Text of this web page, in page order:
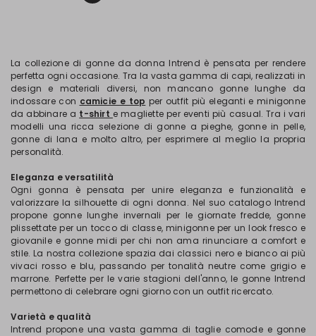
La collezione di gonne da donna Intrend è pensata per rendere
perfetta ogni occasione. Tra la vasta gamma di capi, realizzati in
design e materiali diversi, non mancano gonne lunghe da
indossare con camicie e top per outfit più eleganti e minigonne
da abbinare a t-shirt e magliette per eventi più casual. Tra i vari
modelli una ricca selezione di gonne a pieghe, gonne in pelle,
gonne di lana e molto altro, per esprimere al meglio la propria
personalità.
Eleganza e versatilità
Ogni gonna è pensata per unire eleganza e funzionalità e
valorizzare la silhouette di ogni donna. Nel suo catalogo Intrend
propone gonne lunghe invernali per le giornate fredde, gonne
plissettate per un tocco di classe, minigonne per un look fresco e
giovanile e gonne midi per chi non ama rinunciare a comfort e
stile. La nostra collezione spazia dai classici nero e bianco ai più
vivaci rosso e blu, passando per tonalità neutre come grigio e
marrone. Perfette per le varie stagioni dell'anno, le gonne Intrend
permettono di celebrare ogni giorno con un outfit ricercato.
Varietà e qualità
Intrend propone una vasta gamma di taglie comode e gonne